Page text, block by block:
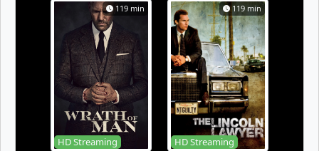
119 min
HD Streaming
119 min
HD Streaming